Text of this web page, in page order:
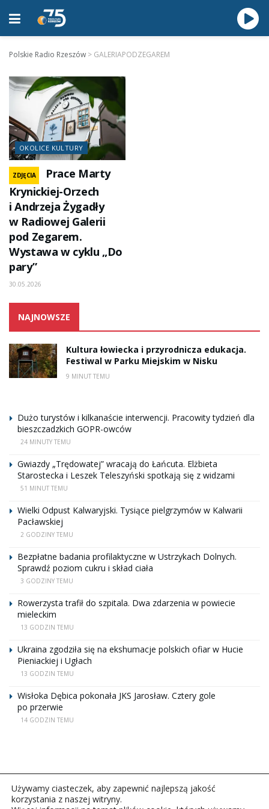
Polskie Radio Rzeszów > GALERIAPODZEGAREM
OKOLICE KULTURY
ZDJĘCIA
Prace Marty
Krynickiej-Orzech
i Andrzeja Żygadły
w Radiowej Galerii
pod Zegarem.
Wystawa w cyklu „Do
pary”
30.05.2026
NAJNOWSZE
Kultura łowiecka i przyrodnicza edukacja.
Festiwal w Parku Miejskim w Nisku
9 MINUT TEMU
Dużo turystów i kilkanaście interwencji. Pracowity tydzień dla
bieszczadzkich GOPR-owców
24 MINUTY TEMU
Gwiazdy „Trędowatej” wracają do Łańcuta. Elżbieta
Starostecka i Leszek Teleszyński spotkają się z widzami
51 MINUT TEMU
Wielki Odpust Kalwaryjski. Tysiące pielgrzymów w Kalwarii
Pacławskiej
2 GODZINY TEMU
Bezpłatne badania profilaktyczne w Ustrzykach Dolnych.
Sprawdź poziom cukru i skład ciała
3 GODZINY TEMU
Rowerzysta trafił do szpitala. Dwa zdarzenia w powiecie
mieleckim
13 GODZIN TEMU
Ukraina zgodziła się na ekshumacje polskich ofiar w Hucie
Pieniackiej i Ugłach
13 GODZIN TEMU
Wisłoka Dębica pokonała JKS Jarosław. Cztery gole
po przerwie
14 GODZIN TEMU
Używamy ciasteczek, aby zapewnić najlepszą jakość
korzystania z naszej witryny.